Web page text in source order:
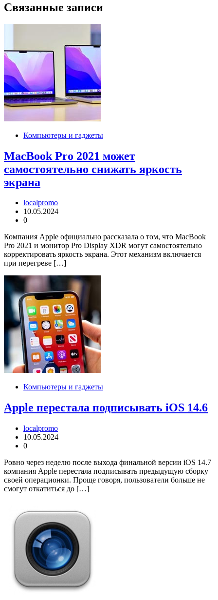
Связанные записи
Компьютеры и гаджеты
MacBook Pro 2021 может
самостоятельно снижать яркость
экрана
localpromo
10.05.2024
0
Компания Apple официально рассказала о том, что MacBook
Pro 2021 и монитор Pro Display XDR могут самостоятельно
корректировать яркость экрана. Этот механизм включается
при перегреве […]
Компьютеры и гаджеты
Apple перестала подписывать iOS 14.6
localpromo
10.05.2024
0
Ровно через неделю после выхода финальной версии iOS 14.7
компания Apple перестала подписывать предыдущую сборку
своей операционки. Проще говоря, пользователи больше не
смогут откатиться до […]